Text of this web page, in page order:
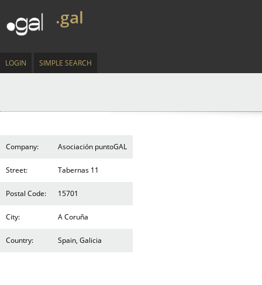
.gal
LOGIN SIMPLE SEARCH
Company: Asociación puntoGAL
Street: Tabernas 11
Postal Code: 15701
City: A Coruña
Country: Spain, Galicia